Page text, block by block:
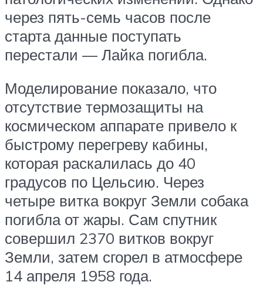
через пять-семь часов после
старта данные поступать
перестали — Лайка погибла.
Моделирование показало, что
отсутствие термозащиты на
космическом аппарате привело к
быстрому перегреву кабины,
которая раскалилась до 40
градусов по Цельсию. Через
четыре витка вокруг Земли собака
погибла от жары. Сам спутник
совершил 2370 витков вокруг
Земли, затем сгорел в атмосфере
14 апреля 1958 года.